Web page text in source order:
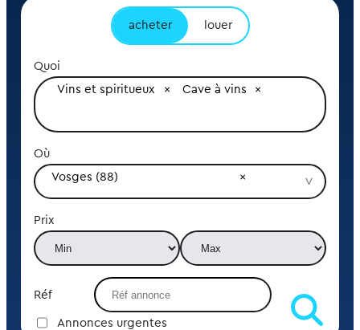
acheter louer
Quoi
Vins et spiritueux
Cave à vins
Où
Vosges (88)
Prix
Réf
Annonces urgentes